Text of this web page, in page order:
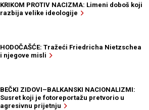
KRIKOM PROTIV NACIZMA: Limeni doboš koji
razbija velike ideologije
HODOČAŠĆE: Tražeći Friedricha Nietzschea
i njegove misli
BEČKI ZIDOVI–BALKANSKI NACIONALIZMI:
Susret koji je fotoreportažu pretvorio u
agresivnu prijetnju